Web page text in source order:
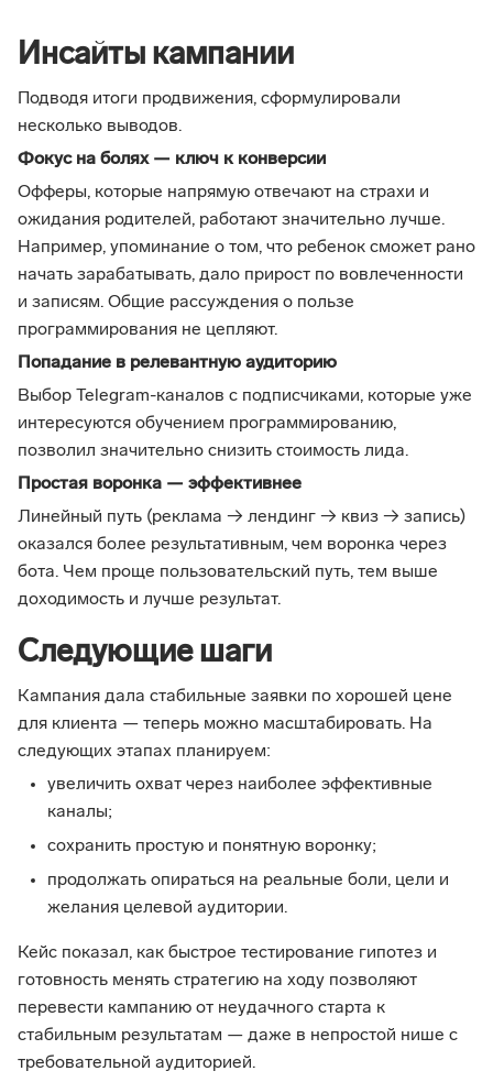
Инсайты кампании
Подводя итоги продвижения, сформулировали
несколько выводов.
Фокус на болях — ключ к конверсии
Офферы, которые напрямую отвечают на страхи и
ожидания родителей, работают значительно лучше.
Например, упоминание о том, что ребенок сможет рано
начать зарабатывать, дало прирост по вовлеченности
и записям. Общие рассуждения о пользе
программирования не цепляют.
Попадание в релевантную аудиторию
Выбор Telegram-каналов с подписчиками, которые уже
интересуются обучением программированию,
позволил значительно снизить стоимость лида.
Простая воронка — эффективнее
Линейный путь (реклама → лендинг → квиз → запись)
оказался более результативным, чем воронка через
бота. Чем проще пользовательский путь, тем выше
доходимость и лучше результат.
Следующие шаги
Кампания дала стабильные заявки по хорошей цене
для клиента — теперь можно масштабировать. На
следующих этапах планируем:
увеличить охват через наиболее эффективные
каналы;
сохранить простую и понятную воронку;
продолжать опираться на реальные боли, цели и
желания целевой аудитории.
Кейс показал, как быстрое тестирование гипотез и
готовность менять стратегию на ходу позволяют
перевести кампанию от неудачного старта к
стабильным результатам — даже в непростой нише с
требовательной аудиторией.